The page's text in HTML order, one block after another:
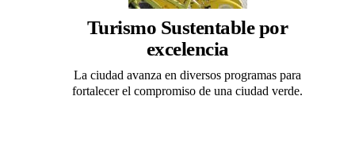
Turismo Sustentable por
excelencia
La ciudad avanza en diversos programas para
fortalecer el compromiso de una ciudad verde.